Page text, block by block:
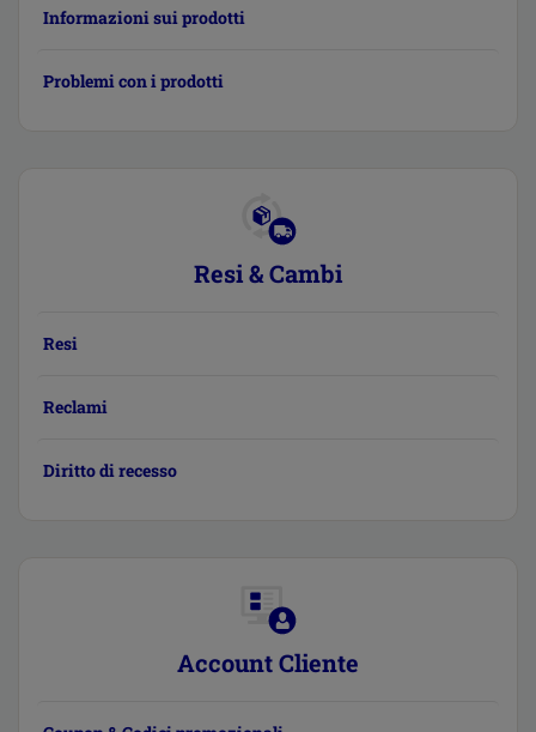
Informazioni sui prodotti
Problemi con i prodotti
Resi & Cambi
Resi
Reclami
Diritto di recesso
Account Cliente